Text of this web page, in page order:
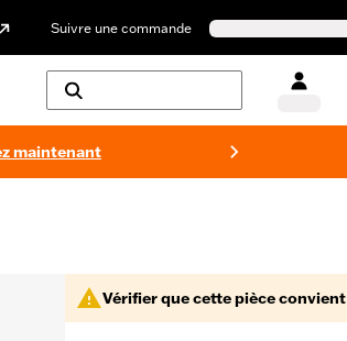
Suivre une commande
maintenant
Vérifier que cette pièce convient